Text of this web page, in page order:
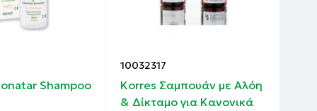
Shampoo
10032317
Korres Σαμπουάν με Αλόη
& Δίκταμο για Κανονικά